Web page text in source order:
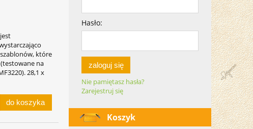
które
na
28,1 x
do koszyka
Hasło:
zaloguj się
Nie pamiętasz hasła?
Zarejestruj się
Koszyk